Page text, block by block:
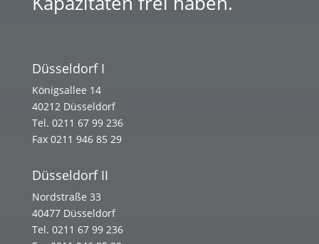
Düsseldorf I
Königsallee 14
40212 Düsseldorf
Tel. 0211 67 99 236
Fax 0211 946 85 29
Düsseldorf II
Nordstraße 33
40477 Düsseldorf
Tel. 0211 67 99 236